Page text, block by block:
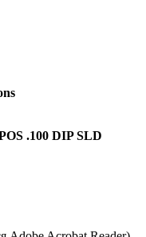
.100 DIP SLD